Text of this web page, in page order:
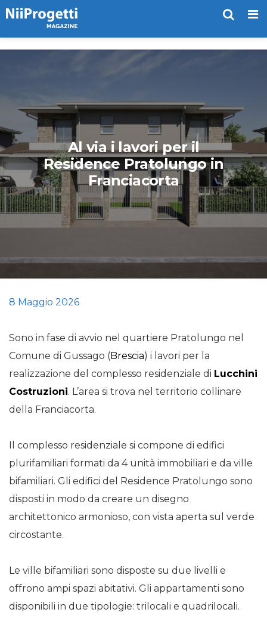
Al via i lavori per il
Residence Pratolungo in
Franciacorta
8 Maggio 2026
Sono in fase di avvio nel quartiere Pratolungo nel
Comune di Gussago (Brescia) i lavori per la
realizzazione del complesso residenziale di Lucchini
Costruzioni. L’area si trova nel territorio collinare
della Franciacorta.
Il complesso residenziale si compone di edifici
plurifamiliari formati da 4 unità immobiliari e da ville
bifamiliari. Gli edifici del Residence Pratolungo sono
disposti in modo da creare un disegno
architettonico armonioso, con vista aperta sul verde
circostante.
Le ville bifamiliari sono disposte su due livelli e
offrono ampi spazi abitativi. Gli appartamenti sono
disponibili in due tipologie: trilocali e quadrilocali.